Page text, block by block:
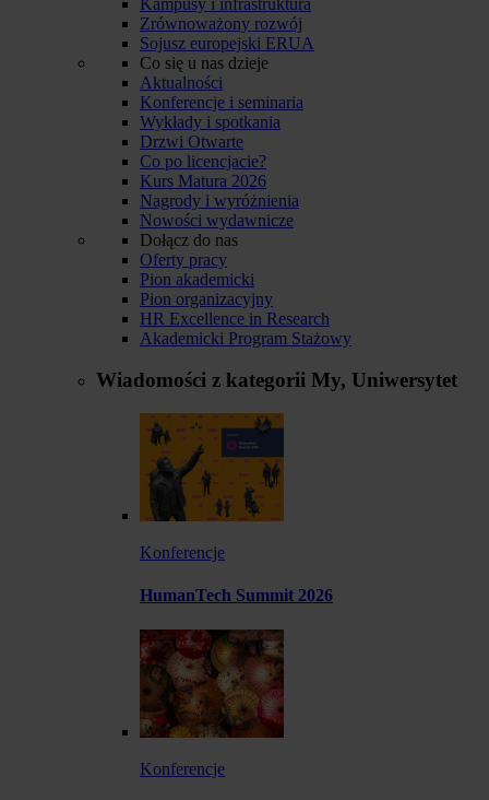
Zrównoważony rozwój
Sojusz europejski ERUA
Co się u nas dzieje
Aktualności
Konferencje i seminaria
Wykłady i spotkania
Drzwi Otwarte
Co po licencjacie?
Kurs Matura 2026
Nagrody i wyróżnienia
Nowości wydawnicze
Dołącz do nas
Oferty pracy
Pion akademicki
Pion organizacyjny
HR Excellence in Research
Akademicki Program Stażowy
Wiadomości z kategorii My, Uniwersytet
Konferencje
HumanTech Summit 2026
Konferencje